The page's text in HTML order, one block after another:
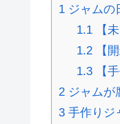
1 ジャムの
1.1【未
1.2【開
1.3【手
2 ジャムが
3 手作りジ